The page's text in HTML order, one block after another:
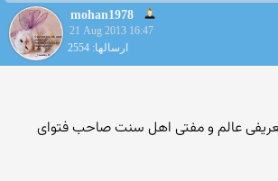
mohan1978
21 Aug 2013 16:47
ارسالها: 2554
عالم و مفتی اهل سنت صاحب فتوای